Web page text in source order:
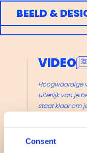
Consent
BEELD &
VIDEO
Hoogwaardige
uiterlijk van je
staat klaar om
productvideo's,
uitgebreide